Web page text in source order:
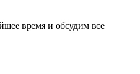
время и обсудим все